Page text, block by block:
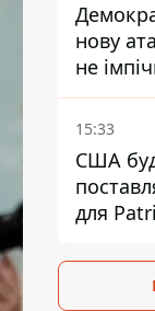
нову
не
15:33
США
для